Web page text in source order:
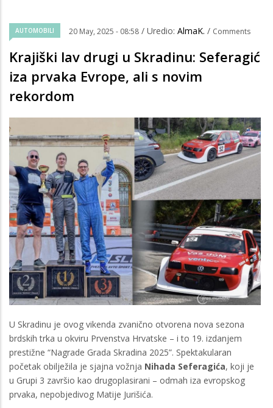
AUTOMOBILI 20 May, 2025 - 08:58 / Uredio: AlmaK. / Comments
Krajiški lav drugi u Skradinu: Seferagić
iza prvaka Evrope, ali s novim
rekordom
U Skradinu je ovog vikenda zvanično otvorena nova sezona
brdskih trka u okviru Prvenstva Hrvatske – i to 19. izdanjem
prestižne “Nagrade Grada Skradina 2025”. Spektakularan
početak obilježila je sjajna vožnja Nihada Seferagića, koji je
u Grupi 3 završio kao drugoplasirani – odmah iza evropskog
prvaka, nepobjedivog Matije Jurišića.